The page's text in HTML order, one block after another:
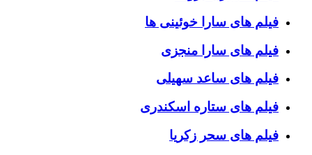
فیلم های سارا خوئینی ها
فیلم های سارا منجزی
فیلم های ساعد سهیلی
فیلم های ستاره اسکندری
فیلم های سحر زکریا